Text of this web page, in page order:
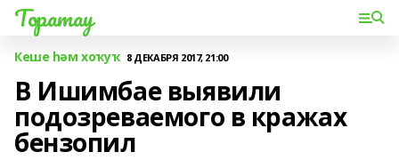
Торатау
Кеше һәм хоҡуҡ 8 ДЕКАБРЯ 2017, 21:00
В Ишимбае выявили
подозреваемого в кражах
бензопил